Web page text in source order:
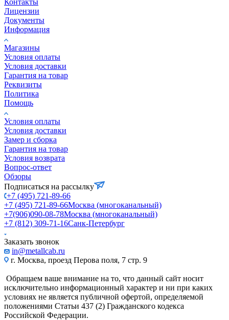
Лицензии
Документы
Информация
Магазины
Условия оплаты
Условия доставки
Гарантия на товар
Реквизиты
Политика
Помощь
Условия оплаты
Условия доставки
Замер и сборка
Гарантия на товар
Условия возврата
Вопрос-ответ
Обзоры
Подписаться на рассылку
+7 (495) 721-89-66
+7 (495) 721-89-66Москва (многоканальный)
+7(906)090-08-78Москва (многоканальный)
+7 (812) 309-71-16Санк-Петербург
Заказать звонок
in@metallcab.ru
г. Москва, проезд Перова поля, 7 стр. 9
Обращаем ваше внимание на то, что данный сайт носит
исключительно информационный характер и ни при каких
условиях не является публичной офертой, определяемой
положениями Статьи 437 (2) Гражданского кодекса
Российской Федерации.